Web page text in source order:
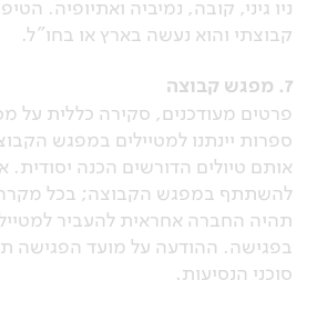
ניו גיני, קובה, נמיביה ואתיופיה.
קבוצתי והוא נעשה בארץ או בחו"ל.
7. מפגש קבוצה
פרטים מעודכנים, סקירה כללית על
ספרות יינתנו למטיילים במפגש
אותם טיולים הדורשים הכנה יסודית.
להשתתף במפגש הקבוצה; בכל
תהיה החברה אחראית להעביר
בפגישה. ההודעה על מועד הפגישה
סוכני הנסיעות.